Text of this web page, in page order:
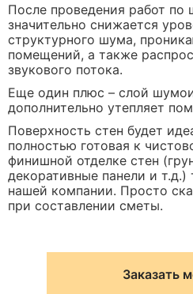
После проведения работ по
значительно снижается
структурного шума,
помещений, а также
звукового потока.
Еще один плюс – слой
дополнительно утепляет
Поверхность стен будет
полностью готовая к
финишной отделке стен
декоративные панели и
нашей компании. Просто
при составлении сметы.
Заказать